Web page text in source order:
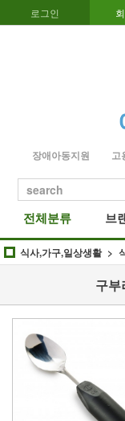
로그인
장애아동지원 고
search
전체분류 브
식사,가구,일상생활
구